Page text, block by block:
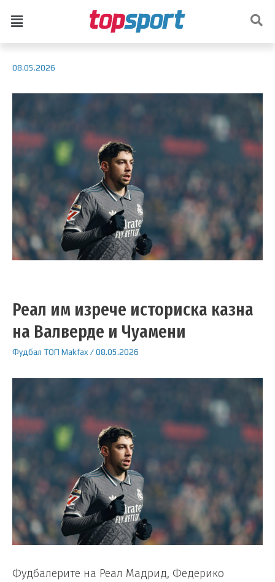
08.05.2026
Реал им изрече историска казна
на Валверде и Чуамени
Фудбал ТОП Makfax /08.05.2026
Фудбалерите на Реал Мадрид, Федерико